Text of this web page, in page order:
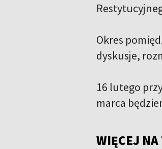
Okres
dyskusje,
16 lutego
marca
WIĘCEJ